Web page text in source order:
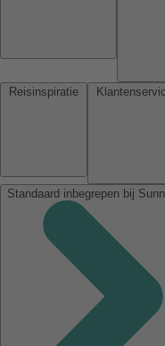
Standaard inbegrepen bij